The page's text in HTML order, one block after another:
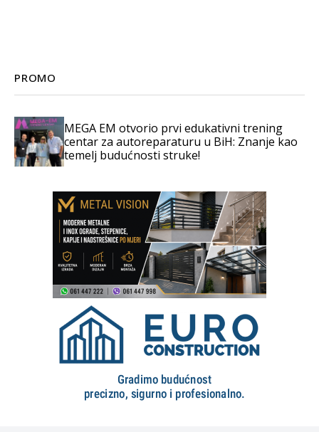
PROMO
MEGA EM otvorio prvi edukativni trening
centar za autoreparaturu u BiH: Znanje kao
temelj budućnosti struke!